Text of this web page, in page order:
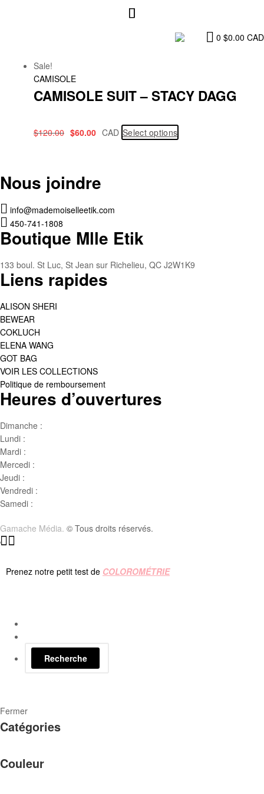
0 $0.00 CAD
Sale!
CAMISOLE
CAMISOLE SUIT – STACY DAGG
$120.00 $60.00 CAD Select options
Nous joindre
info@mademoiselleetik.com
450-741-1808
Boutique Mlle Etik
133 boul. St Luc, St Jean sur Richelieu, QC J2W1K9
Liens rapides
ALISON SHERI
BEWEAR
COKLUCH
ELENA WANG
GOT BAG
VOIR LES COLLECTIONS
Politique de remboursement
Heures d’ouvertures
Dimanche :
Lundi :
Mardi :
Mercedi :
Jeudi :
Vendredi :
Samedi :
Gamache Média. © Tous droits réservés.
Prenez notre petit test de COLOROMÉTRIE
Recherche
Fermer
Catégories
Couleur